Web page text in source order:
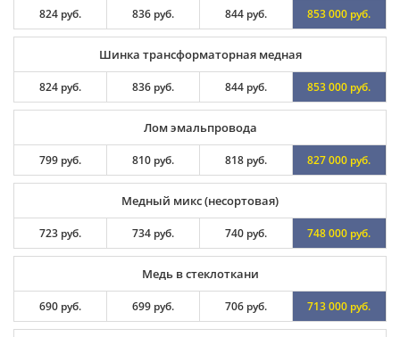
824 руб. 836 руб. 844 руб. 853 000 руб.
Шинка трансформаторная медная
824 руб. 836 руб. 844 руб. 853 000 руб.
Лом эмальпровода
799 руб. 810 руб. 818 руб. 827 000 руб.
Медный микс (несортовая)
723 руб. 734 руб. 740 руб. 748 000 руб.
Медь в стеклоткани
690 руб. 699 руб. 706 руб. 713 000 руб.